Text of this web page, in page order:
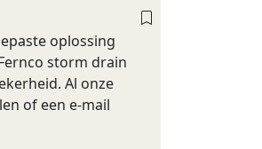
oplossing
storm drain
Al onze
of een e-mail